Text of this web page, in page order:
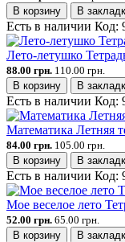
В корзину
В
Есть в наличии Код:
Лето-летушко
88.00 грн. 110.00 грн.
В корзину
В
Есть в наличии Код:
Математика Летняя
84.00 грн. 105.00 грн.
В корзину
В
Есть в наличии Код:
Мое веселое лето
52.00 грн. 65.00 грн.
В корзину
В